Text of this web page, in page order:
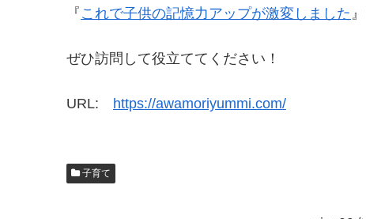
『 これで子供の記憶力アップが激変しました
ぜひ訪問して役立ててください！
URL: https://awamoriyummi.com/
子育て